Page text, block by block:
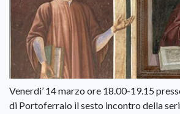
Venerdi’ 14 marzo ore 18.00-19.15
di Portoferraio il sesto incontro della